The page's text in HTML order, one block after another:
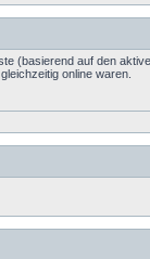
(basierend auf den
online waren.